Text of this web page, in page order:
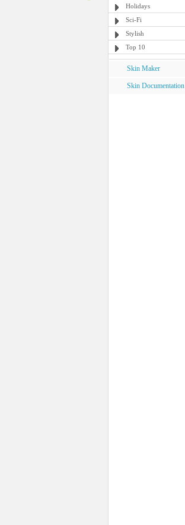
Holidays
Sci-Fi
Stylish
Top 10
Skin Maker
Skin Documentation